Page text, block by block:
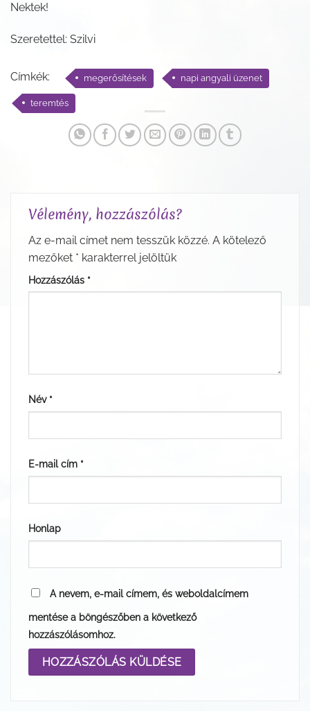
Nektek!
Szeretettel: Szilvi
Címkék: megerősítések napi angyali üzenet
teremtés
Vélemény, hozzászólás?
Az e-mail címet nem tesszük közzé. A kötelező
mezőket * karakterrel jelöltük
Hozzászólás *
Név *
E-mail cím *
Honlap
A nevem, e-mail címem, és weboldalcímem
mentése a böngészőben a következő
hozzászólásomhoz.